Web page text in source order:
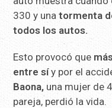
330 y unatormenta
todos los autos.
Esto provocó que
entre síy por el
Baona, una mujer de
pareja, perdió la vida.